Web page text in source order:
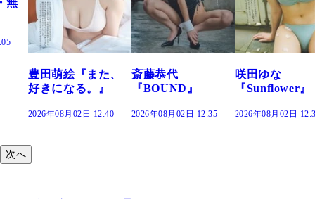
斎藤恭代
『BOUND』
2026年08月02日 12:35
咲田ゆな
『Sunflower』
2026年08月02日 12:30
藤水咲桜『花
だまり』
2026年08月02日
次へ